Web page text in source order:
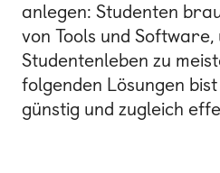
anlegen: Studenten
von Tools und
Studentenleben zu
folgenden Lösungen
günstig und zugleich